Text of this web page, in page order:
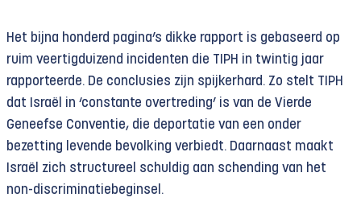
Het bijna honderd pagina’s dikke rapport is gebaseerd op
ruim veertigduizend incidenten die TIPH in twintig jaar
rapporteerde. De conclusies zijn spijkerhard. Zo stelt TIPH
dat Israël in ‘constante overtreding’ is van de Vierde
Geneefse Conventie, die deportatie van een onder
bezetting levende bevolking verbiedt. Daarnaast maakt
Israël zich structureel schuldig aan schending van het
non-discriminatiebeginsel.